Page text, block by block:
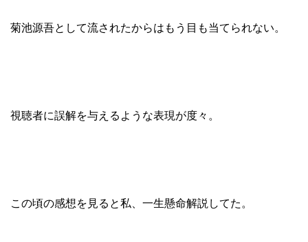
菊池源吾として流されたからはもう目も当てられない。
視聴者に誤解を与えるような表現が度々。
この頃の感想を見ると私、一生懸命解説してた。